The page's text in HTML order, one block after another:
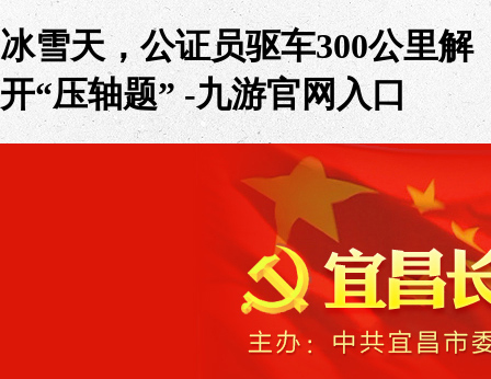
冰雪天，公证员驱车300公里解
开“压轴题” -九游官网入口